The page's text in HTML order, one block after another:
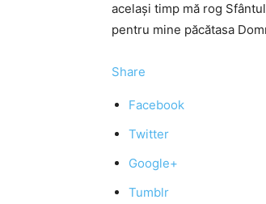
acelaşi timp mă rog
pentru mine păcătasa
Share
Facebook
Twitter
Google+
Tumblr